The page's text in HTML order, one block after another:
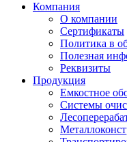
Компания
О компании
Сертификаты
Политика в
Полезная
Реквизиты
Продукция
Емкостное
Системы